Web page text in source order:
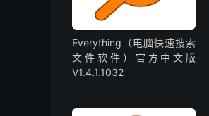
Everything（电脑快速搜索
文件软件）官方中文版
V1.4.1.1032